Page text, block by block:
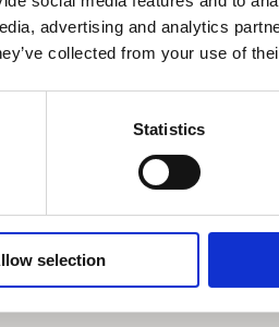
advertising and analytics
collected from your use of
Statistics
selection
kozmetički pribor
odmah